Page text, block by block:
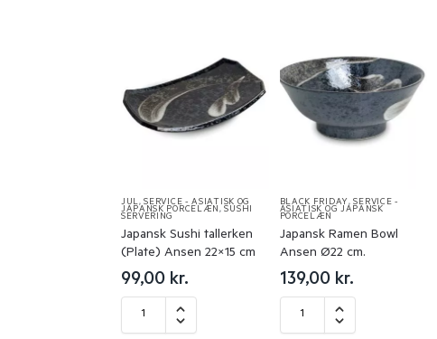
JUL,SERVICE - ASIATISK OG
JAPANSK PORCELÆN,SUSHI
SERVERING
Japansk Sushi tallerken
(Plate) Ansen 22×15 cm
99,00 kr.
BLACK FRIDAY,SERVICE -
ASIATISK OG JAPANSK
PORCELÆN
Japansk Ramen Bowl
Ansen Ø22 cm.
139,00 kr.